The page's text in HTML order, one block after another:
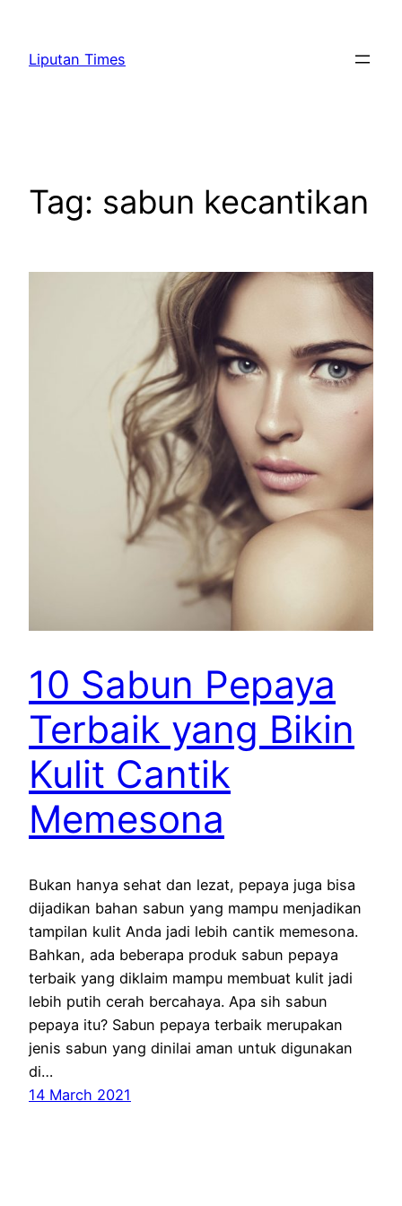
content
Liputan Times
Tag: sabun kecantikan
10 Sabun Pepaya
Terbaik yang Bikin
Kulit Cantik
Memesona
Bukan hanya sehat dan lezat, pepaya juga bisa
dijadikan bahan sabun yang mampu menjadikan
tampilan kulit Anda jadi lebih cantik memesona.
Bahkan, ada beberapa produk sabun pepaya
terbaik yang diklaim mampu membuat kulit jadi
lebih putih cerah bercahaya. Apa sih sabun
pepaya itu? Sabun pepaya terbaik merupakan
jenis sabun yang dinilai aman untuk digunakan
di…
14 March 2021